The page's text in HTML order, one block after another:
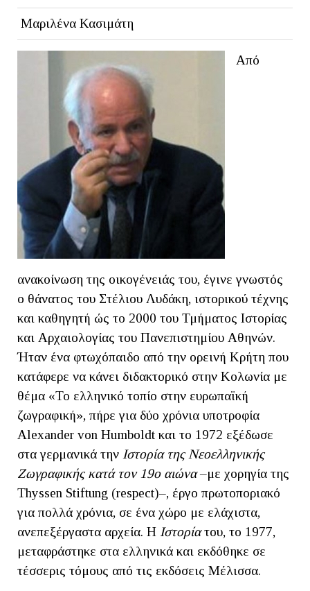
Μαριλένα Κασιμάτη
Από
ανακοίνωση της οικογένειάς του, έγινε γνωστός
ο θάνατος του Στέλιου Λυδάκη, ιστορικού τέχνης
και καθηγητή ώς το 2000 του Τμήματος Ιστορίας
και Αρχαιολογίας του Πανεπιστημίου Αθηνών.
Ήταν ένα φτωχόπαιδο από την ορεινή Κρήτη που
κατάφερε να κάνει διδακτορικό στην Κολωνία με
θέμα «Το ελληνικό τοπίο στην ευρωπαϊκή
ζωγραφική», πήρε για δύο χρόνια υποτροφία
Alexander von Humboldt και το 1972 εξέδωσε
στα γερμανικά την Ιστορία της Νεοελληνικής
Ζωγραφικής κατά τον 19ο αιώνα–με χορηγία της
Thyssen Stiftung (respect)–, έργο πρωτοποριακό
για πολλά χρόνια, σε ένα χώρο με ελάχιστα,
ανεπεξέργαστα αρχεία. Η Ιστορίατου, το 1977,
μεταφράστηκε στα ελληνικά και εκδόθηκε σε
τέσσερις τόμους από τις εκδόσεις Μέλισσα.